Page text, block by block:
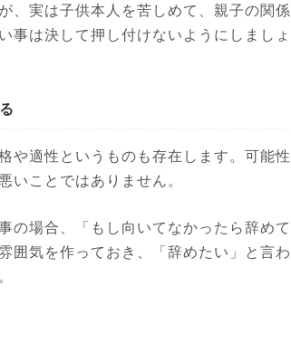
、実は子供本人を苦しめて、親子の関係
事は決して押し付けないようにしましょ
や適性というものも存在します。可能性
いことではありません。
の場合、「もし向いてなかったら辞めて
囲気を作っておき、「辞めたい」と言わ